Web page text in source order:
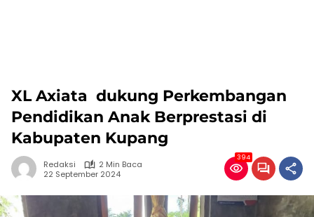
XL Axiata dukung Perkembangan
Pendidikan Anak Berprestasi di
Kabupaten Kupang
Redaksi
2 Min Baca
22 September 2024
394